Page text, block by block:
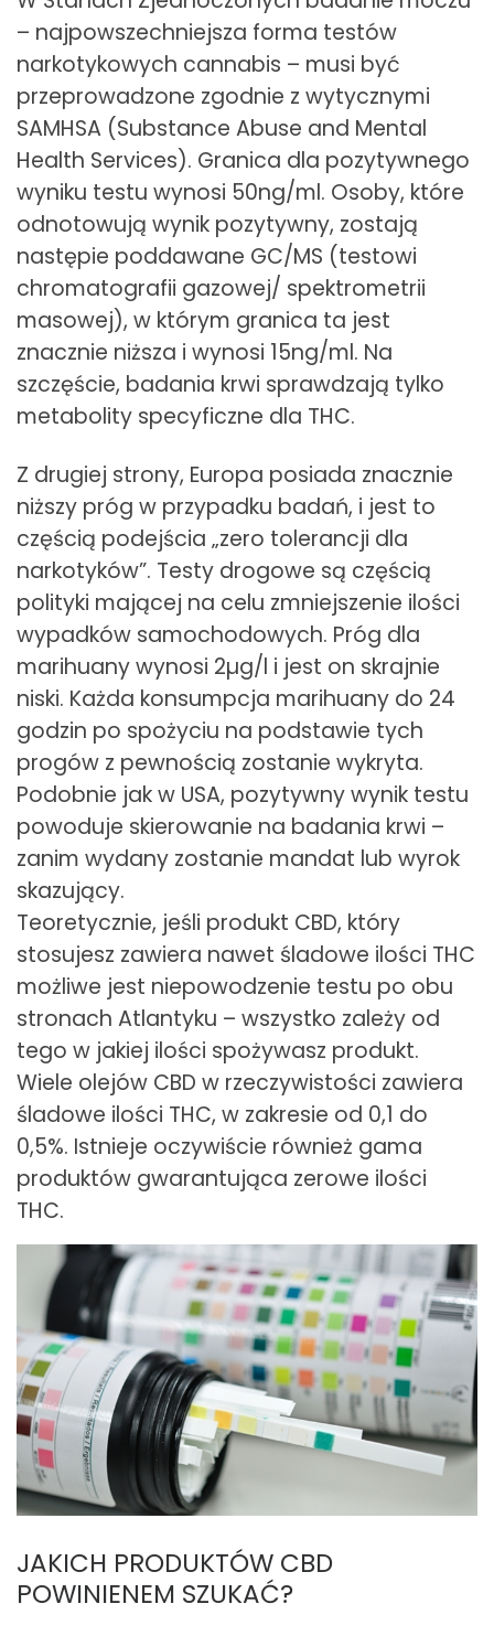
– najpowszechniejsza forma testów
narkotykowych cannabis – musi być
przeprowadzone zgodnie z wytycznymi
SAMHSA (Substance Abuse and Mental
Health Services). Granica dla pozytywnego
wyniku testu wynosi 50ng/ml. Osoby, które
odnotowują wynik pozytywny, zostają
następie poddawane GC/MS (testowi
chromatografii gazowej/ spektrometrii
masowej), w którym granica ta jest
znacznie niższa i wynosi 15ng/ml. Na
szczęście, badania krwi sprawdzają tylko
metabolity specyficzne dla THC.
Z drugiej strony, Europa posiada znacznie
niższy próg w przypadku badań, i jest to
częścią podejścia „zero tolerancji dla
narkotyków”. Testy drogowe są częścią
polityki mającej na celu zmniejszenie ilości
wypadków samochodowych. Próg dla
marihuany wynosi 2µg/l i jest on skrajnie
niski. Każda konsumpcja marihuany do 24
godzin po spożyciu na podstawie tych
progów z pewnością zostanie wykryta.
Podobnie jak w USA, pozytywny wynik testu
powoduje skierowanie na badania krwi –
zanim wydany zostanie mandat lub wyrok
skazujący.
Teoretycznie, jeśli produkt CBD, który
stosujesz zawiera nawet śladowe ilości THC
możliwe jest niepowodzenie testu po obu
stronach Atlantyku – wszystko zależy od
tego w jakiej ilości spożywasz produkt.
Wiele olejów CBD w rzeczywistości zawiera
śladowe ilości THC, w zakresie od 0,1 do
0,5%. Istnieje oczywiście również gama
produktów gwarantująca zerowe ilości
THC.
JAKICH PRODUKTÓW CBD
POWINIENEM SZUKAĆ?